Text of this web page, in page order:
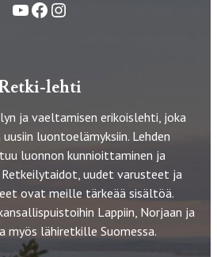
YouTube
FacebookInstagram
lehti
ja vaeltamisen erikoislehti, joka
luontoelämyksiin. Lehden
luonnon kunnioittaminen ja
uudet varusteet ja
ovat meille tärkeää sisältöä.
Lappiin, Norjaan ja
myös lähiretkille Suomessa.